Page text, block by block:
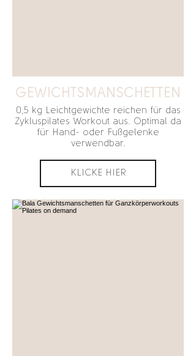
GEWICHTSMANSCHETTEN
0,5 kg Leichtgewichte reichen für das
Zykluspilates Workout aus. Optimal da
für Hand- oder Fußgelenke
verwendbar.
KLICKE HIER